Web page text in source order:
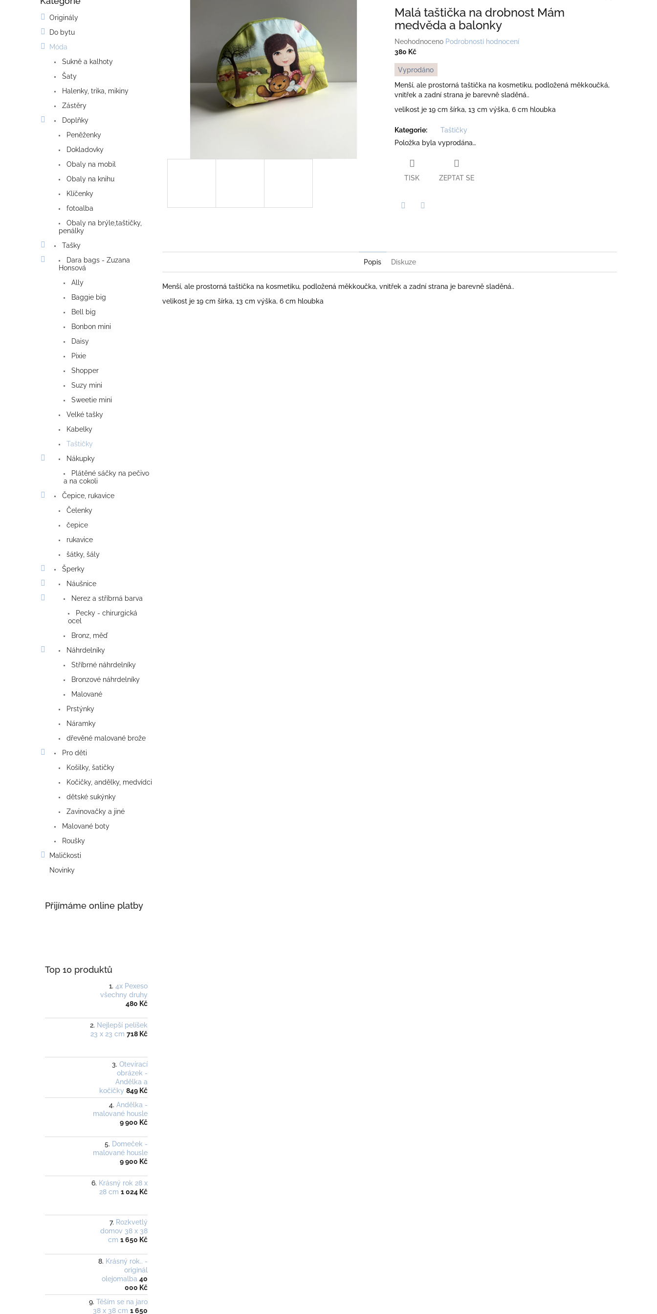
Originály
Do bytu
Móda
Sukně a kalhoty
Šaty
Halenky, trika, mikiny
Zástěry
Doplňky
Peněženky
Dokladovky
Obaly na mobil
Obaly na knihu
Klíčenky
fotoalba
Obaly na brýle,taštičky,
penálky
Tašky
Dara bags - Zuzana
Honsová
Ally
Baggie big
Bell big
Bonbon mini
Daisy
Pixie
Shopper
Suzy mini
Sweetie mini
Velké tašky
Kabelky
Taštičky
Nákupky
Plátěné sáčky na pečivo
a na cokoli
Čepice, rukavice
Čelenky
čepice
rukavice
šátky, šály
Šperky
Náušnice
Nerez a stříbrná barva
Pecky - chirurgická
ocel
Bronz, měď
Náhrdelníky
Stříbrné náhrdelníky
Bronzové náhrdelníky
Malované
Prstýnky
Náramky
dřevěné malované brože
Pro děti
Košilky, šatičky
Kočičky, andělky, medvídci
dětské sukýnky
Zavinovačky a jiné
Malované boty
Roušky
Maličkosti
Novinky
Přijímáme online platby
Top 10 produktů
4x Pexeso
všechny druhy
480 Kč
Nejlepší pelíšek
23 x 23 cm 718 Kč
Otevírací
obrázek -
Andělka a
kočičky 849 Kč
Andělka -
malované housle
9 900 Kč
Domeček -
malované housle
9 900 Kč
Krásný rok 28 x
28 cm 1 024 Kč
Rozkvetlý
domov 38 x 38
cm 1 650 Kč
Krásný rok.. -
originál
olejomalba 40
000 Kč
Těším se na jaro
38 x 38 cm 1 650
Malá taštička na drobnost Mám
medvěda a balonky
Průměrné
hodnocení
je
0,0
z
5
hvězdiček.
Neohodnoceno Podrobnosti hodnocení
380 Kč
Měrná
cena:
Vyprodáno
Menší, ale prostorná taštička na kosmetiku, podložená měkkoučká,
vnitřek a zadní strana je barevně sladěná..
velikost je 19 cm šírka, 13 cm výška, 6 cm hloubka
Kategorie:
Taštičky
Položka byla vyprodána…
TISK ZEPTAT SE
Popis Diskuze
Menší, ale prostorná taštička na kosmetiku, podložená měkkoučka, vnitřek a zadní strana je barevně sladěná..
velikost je 19 cm šírka, 13 cm výška, 6 cm hloubka